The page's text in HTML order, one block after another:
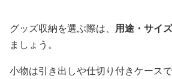
グッズ収納を選ぶ際は、 用途・サイ
ましょう。
小物は引き出しや仕切り付きケース